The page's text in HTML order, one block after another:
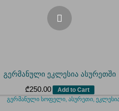
გერმანული ეკლესია ასურეთში
₾250.00 Add to Cart